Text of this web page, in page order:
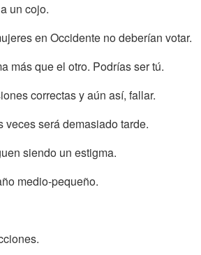
un cojo.
en Occidente no deberían votar.
más que el otro. Podrías ser tú.
correctas y aún así, fallar.
será demasiado tarde.
siendo un estigma.
medio-pequeño.